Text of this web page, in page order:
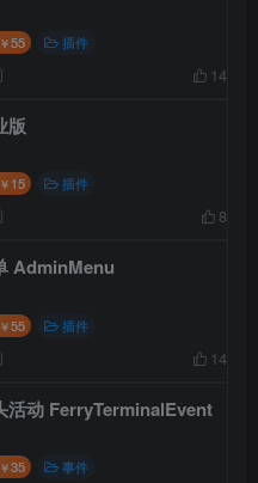
￥55 插件
14
版
￥ 15 插件
8
管理菜单 AdminMenu
￥55 插件
14
活动 FerryTerminalEvent
￥35 事件